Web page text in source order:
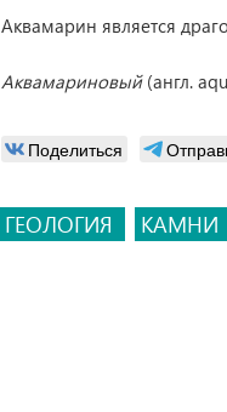
Аквамарин является
Аквамариновый(англ.
Поделиться
ГЕОЛОГИЯ КАМНИ